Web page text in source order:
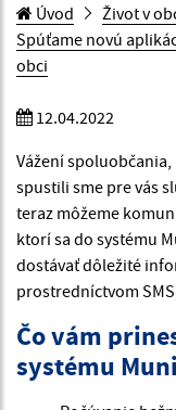
Úvod Život v
Spúťame novú
obci
12.04.2022
Vážení spoluobčania,
spustili sme pre vás
teraz môžeme
ktorí sa do systému
dostávať dôležité
prostredníctvom
Čo vám
systému